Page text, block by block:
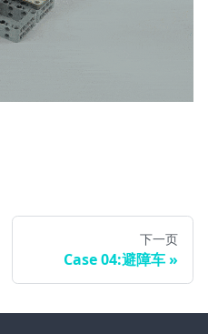
下一页
Case 04:避障车